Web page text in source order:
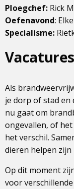
Ploegchef: Rick
Oefenavond:
Specialisme:
Vacatures
Als
je dorp of stad en
nu gaat om
ongevallen, of
het verschil.
dieren helpen
Op dit moment
voor